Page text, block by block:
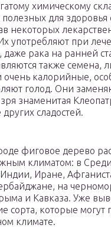
химическому
для здоровья
некоторых
употребляют при
даже рака на ранней
также семена,
очень калорийные,
голод. Они
знаменитая
сладостей.
фиговое дерево
климатом: в
Иране,
на
и Кавказа. Уже
сорта, которые могут
климате.